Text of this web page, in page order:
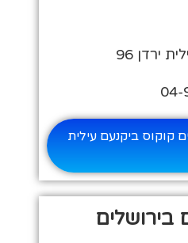
ירדן 96
קוקוס ביקנעם עילית
בירושלים